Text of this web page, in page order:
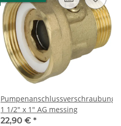
Pumpenanschlussverschraubung
1 1/2" x 1" AG messing
22,90 € *